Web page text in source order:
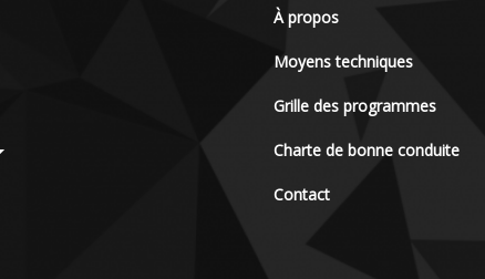
À propos
Moyens techniques
Grille des programmes
Charte de bonne conduite
Contact